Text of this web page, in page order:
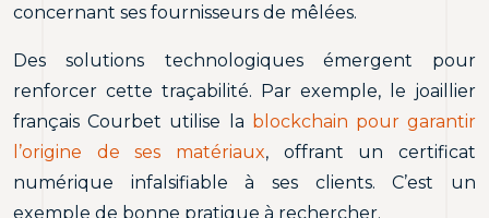
concernant ses fournisseurs de mêlées.
Des solutions technologiques émergent pour
renforcer cette traçabilité. Par exemple, le joaillier
français Courbet utilise la blockchain pour garantir
l’origine de ses matériaux, offrant un certificat
numérique infalsifiable à ses clients. C’est un
exemple de bonne pratique à rechercher.